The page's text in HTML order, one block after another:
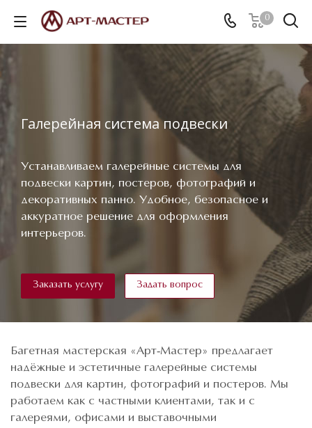
0
Галерейная система подвески
Устанавливаем галерейные системы для
подвески картин, постеров, фотографий и
декоративных панно. Удобное, безопасное и
аккуратное решение для оформления
интерьеров.
Заказать услугу Задать вопрос
Багетная мастерская «Арт-Мастер» предлагает
надёжные и эстетичные галерейные системы
подвески для картин, фотографий и постеров. Мы
работаем как с частными клиентами, так и с
галереями, офисами и выставочными